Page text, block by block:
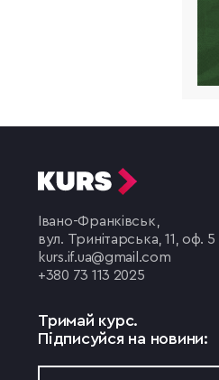
Івано-Франківськ,
вул. Тринітарська, 11, оф. 5
kurs.if.ua@gmail.com
+380 73 113 2025
Тримай курс.
Підписуйся на новини: